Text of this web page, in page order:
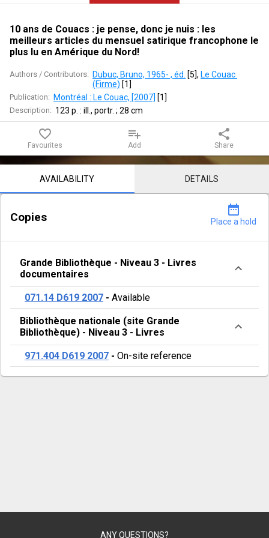
je
pense,
donc
je
nuis
:
meilleurs
articles
du
mensuel
satirique
francophone
le
plus
lu
en
10 ans de Couacs : je pense, donc je nuis : les
meilleurs articles du mensuel satirique francophone le
plus lu en Amérique du Nord!
Authors / Contributors: Dubuc, Bruno, 1965- , éd. [5], Le Couac
(Firme) [1 ]
Publication: Montréal : Le Couac, [2007] [1 ]
Description: 123 p. : ill., portr. ; 28 cm
favorite_border
Favourites
playlist_add
Add
share
Share
Notice content
AVAILABILITY DETAILS
Copies
date_range
Place a hold
Grande Bibliothèque - Niveau 3 - Livres
documentaires
071.14 D619 2007 - Available
Bibliothèque nationale (site Grande
Bibliothèque) - Niveau 3 - Livres
971.404 D619 2007 - On-site reference
ANY QUESTIONS?